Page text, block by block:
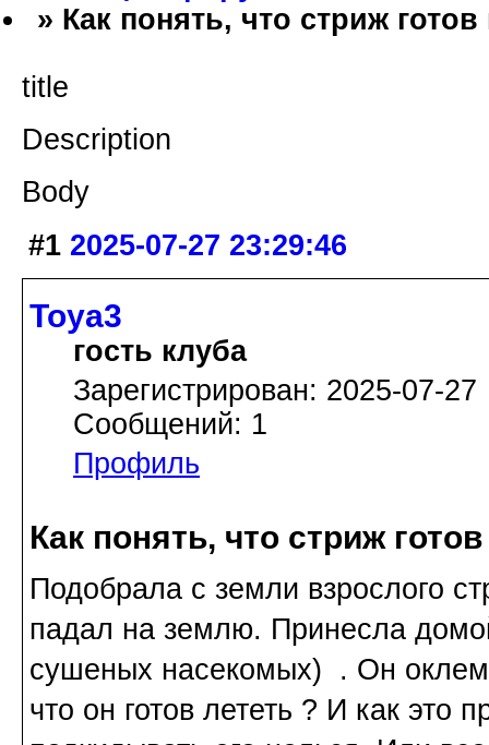
» Как понять, что стриж готов
title
Description
Body
#1 2025-07-27 23:29:46
Toya3
гость клуба
Зарегистрирован: 2025-07-27
Сообщений: 1
Профиль
Как понять, что стриж
Подобрала с земли взрослого
падал на землю. Принесла
сушеных насекомых) . Он
что он готов лететь ? И как это